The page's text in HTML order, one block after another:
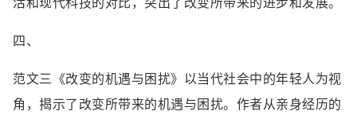
四、
范文三《改变的机遇与困扰》以当代社会中的年轻人为视
角，揭示了改变所带来的机遇与困扰。作者从亲身经历的